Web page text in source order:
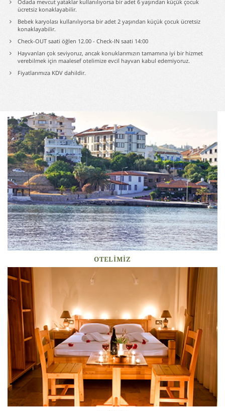
Odada mevcut yataklar kullanılıyorsa bir adet 6 yaşından küçük çocuk
ücretsiz konaklayabilir.
Bebek karyolası kullanılıyorsa bir adet 2 yaşından küçük çocuk ücretsiz
konaklayabilir.
Check-OUT saati öğlen 12.00 - Check-IN saati 14:00
Hayvanları çok seviyoruz, ancak konuklarımızın tamamına iyi bir hizmet
verebilmek için maalesef otelimize evcil hayvan kabul edemiyoruz.
Fiyatlarımıza KDV dahildir.
OTELIMIZ